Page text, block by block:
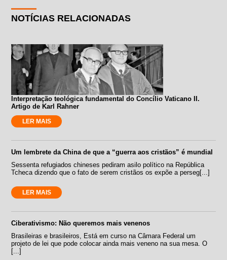
NOTÍCIAS RELACIONADAS
Interpretação teológica fundamental do Concílio Vaticano II.
Artigo de Karl Rahner
LER MAIS
Um lembrete da China de que a “guerra aos cristãos” é mundial
Sessenta refugiados chineses pediram asilo político na República
Tcheca dizendo que o fato de serem cristãos os expõe a perseg[...]
LER MAIS
Ciberativismo: Não queremos mais venenos
Brasileiras e brasileiros, Está em curso na Câmara Federal um
projeto de lei que pode colocar ainda mais veneno na sua mesa. O
[...]